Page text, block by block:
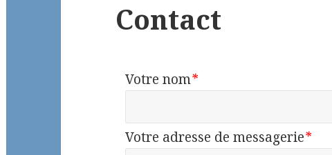
Contact
Votre nom*
Votre adresse de messagerie*